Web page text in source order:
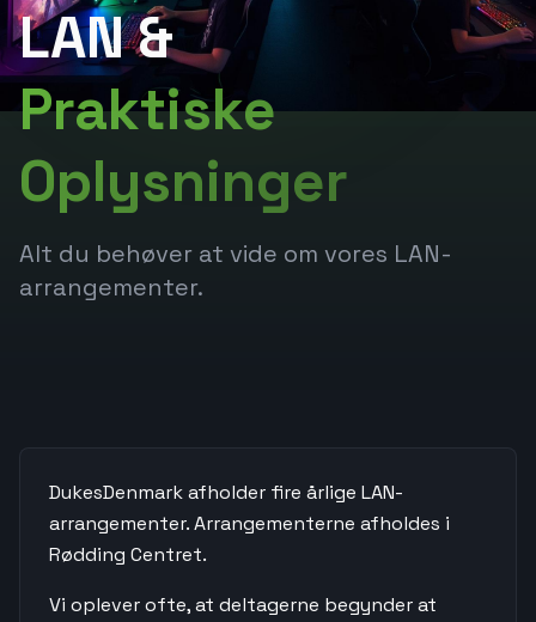
LAN &
Praktiske
Oplysninger
Alt du behøver at vide om vores LAN-
arrangementer.
DukesDenmark afholder fire årlige LAN-
arrangementer. Arrangementerne afholdes i
Rødding Centret.
Vi oplever ofte, at deltagerne begynder at